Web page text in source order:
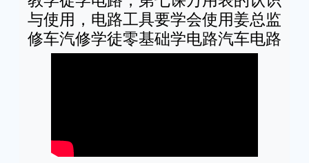
与使用，电路工具要学会使用姜总监
修车汽修学徒零基础学电路汽车电路